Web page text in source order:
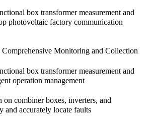
box transformer measurement and
photovoltaic factory communication
Monitoring and Collection
box transformer measurement and
operation management
combiner boxes, inverters, and
and accurately locate faults